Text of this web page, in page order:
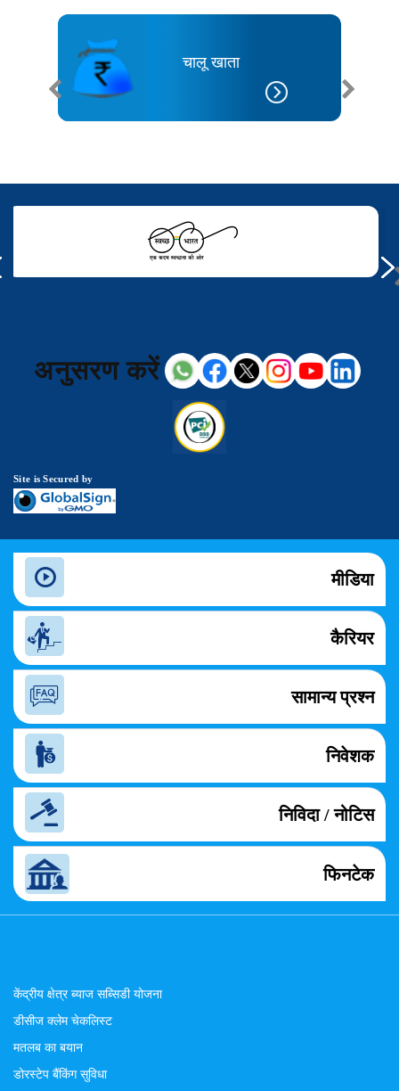
चालू खाता
अनुसरण करें
Site is Secured by
मीडिया
कैरियर
सामान्य प्रश्न
निवेशक
निविदा / नोटिस
फिनटेक
केंद्रीय क्षेत्र ब्याज सब्सिडी योजना
डीसीज क्लेम चेकलिस्ट
मतलब का बयान
डोरस्टेप बैंकिंग सुविधा